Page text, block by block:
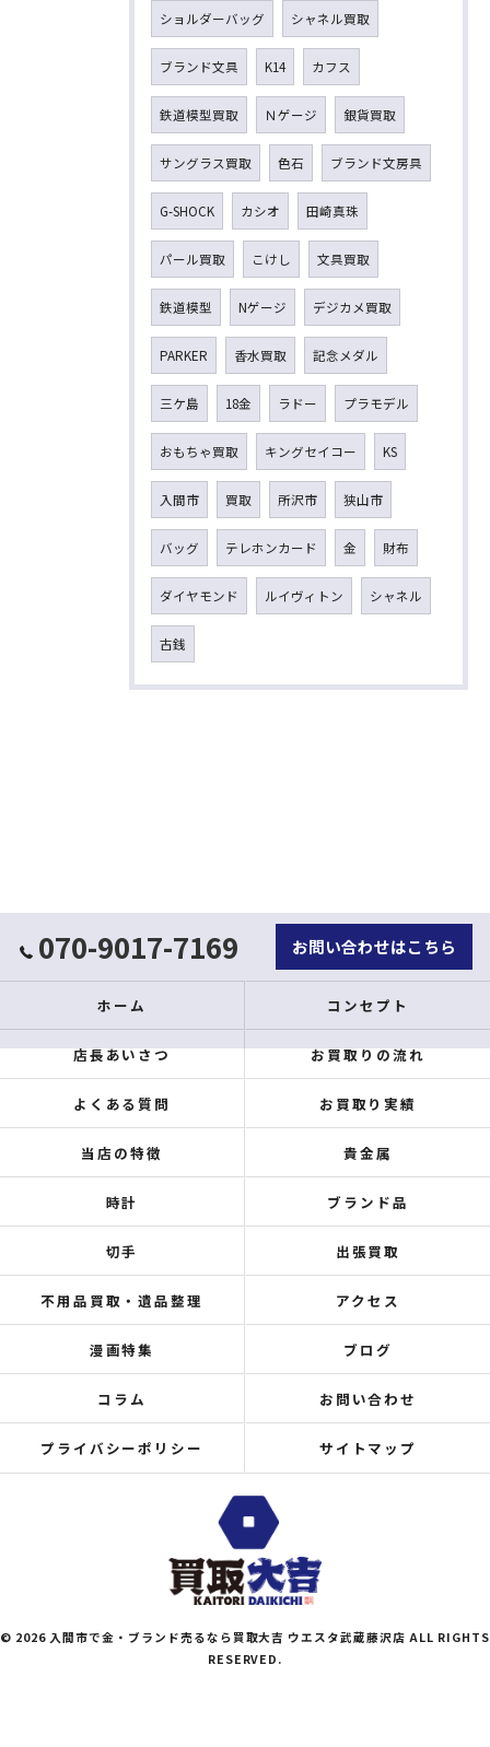
ショルダーバッグ シャネル買取
ブランド文具 K14 カフス
鉄道模型買取 Ｎゲージ 銀貨買取
サングラス買取 色石 ブランド文房具
G-SHOCK カシオ 田崎真珠
パール買取 こけし 文具買取
鉄道模型 Nゲージ デジカメ買取
PARKER 香水買取 記念メダル
三ケ島 18金 ラドー プラモデル
おもちゃ買取 キングセイコー KS
入間市 買取 所沢市 狭山市
バッグ テレホンカード 金 財布
ダイヤモンド ルイヴィトン シャネル
古銭
070-9017-7169 お問い合わせはこちら
ホーム コンセプト
店長あいさつ お買取りの流れ
よくある質問 お買取り実績
当店の特徴 貴金属
時計 ブランド品
切手 出張買取
不用品買取・遺品整理 アクセス
漫画特集 ブログ
コラム お問い合わせ
プライバシーポリシー サイトマップ
© 2026 入間市で金・ブランド売るなら買取大吉 ウエスタ武蔵藤沢店 ALL RIGHTS
RESERVED.